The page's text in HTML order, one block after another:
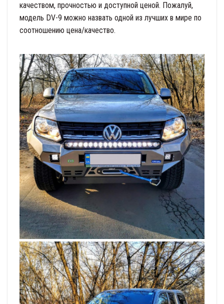
качеством, прочностью и доступной ценой. Пожалуй,
модель DV-9 можно назвать одной из лучших в мире по
соотношению цена/качество.